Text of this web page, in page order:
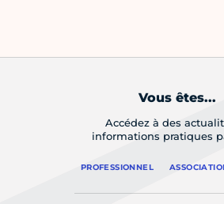
Vous êtes...
Accédez à des
informations pratiques
PROFESSIONNEL